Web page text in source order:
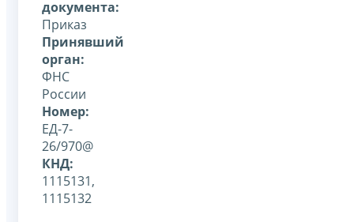
документа:
Приказ
Принявший
орган:
ФНС
России
Номер:
ЕД-7-
26/970@
КНД:
1115131,
1115132